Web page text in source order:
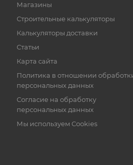
Магазины
Строительные калькуляторы
Калькуляторы доставки
Статьи
Карта сайта
Политика в отношении
персональных данных
Согласие на обработку
персональных данных
Мы используем Cookies